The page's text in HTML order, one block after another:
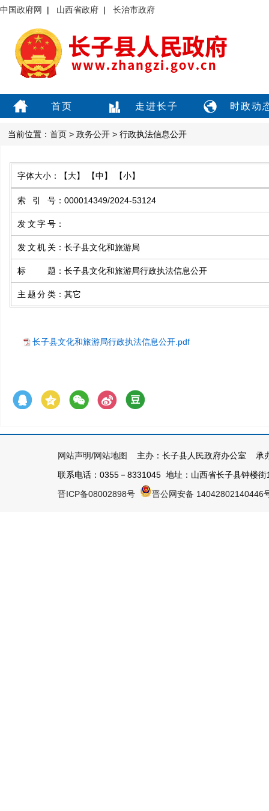
中国政府网 | 山西省政府 | 长治市政府
首页 走进长子 时政动
当前位置： 首页 > 政务公开 > 行政执法信息公开
字体大小： 【大】 【中】 【小】
索引号 ： 000014349/2024-53124
发文字号 ：
发文机关 ： 长子县文化和旅游局
标题 ： 长子县文化和旅游局行政执法信息公开
主题分类 ： 其它
长子县文化和旅游局行政执法信息公开.pdf
网站声明/网站地图
主办：长子县人民政府办公室 承
联系电话：0355－8331045 地址：山西省长子县钟楼
晋ICP备08002898号
晋公网安备 14042802140446